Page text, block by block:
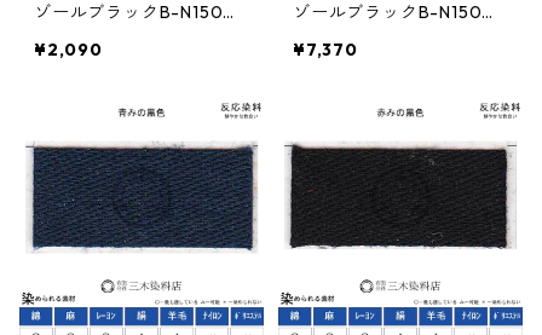
ゾールブラックB-N150％
¥2,090
ゾールブラックB-N150％
¥7,370